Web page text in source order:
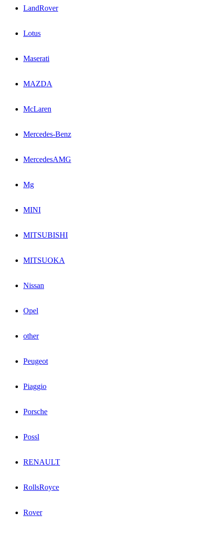
LandRover
Lotus
Maserati
MAZDA
McLaren
Mercedes-Benz
MercedesAMG
Mg
MINI
MITSUBISHI
MITSUOKA
Nissan
Opel
other
Peugeot
Piaggio
Porsche
Possl
RENAULT
RollsRoyce
Rover